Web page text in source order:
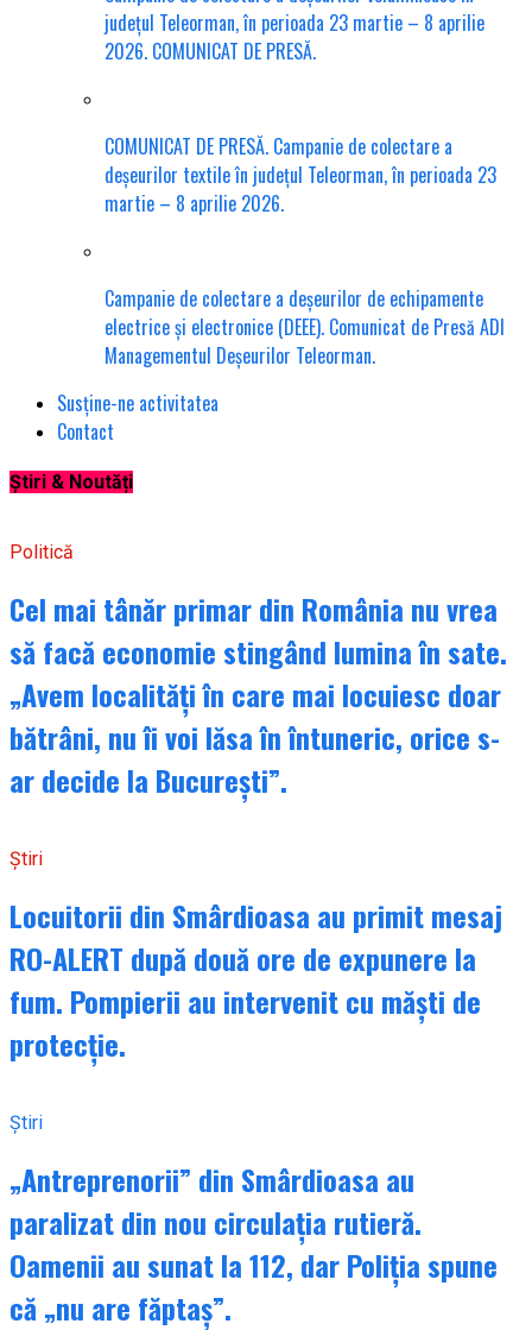
județul Teleorman, în perioada 23 martie – 8 aprilie
2026. COMUNICAT DE PRESĂ.
COMUNICAT DE PRESĂ. Campanie de colectare a
deșeurilor textile în județul Teleorman, în perioada 23
martie – 8 aprilie 2026.
Campanie de colectare a deșeurilor de echipamente
electrice și electronice (DEEE). Comunicat de Presă ADI
Managementul Deșeurilor Teleorman.
Susține-ne activitatea
Contact
Știri & Noutăți
Politică
Cel mai tânăr primar din România nu vrea
să facă economie stingând lumina în sate.
„Avem localități în care mai locuiesc doar
bătrâni, nu îi voi lăsa în întuneric, orice s-
ar decide la București”.
Știri
Locuitorii din Smârdioasa au primit mesaj
RO-ALERT după două ore de expunere la
fum. Pompierii au intervenit cu măști de
protecție.
Știri
„Antreprenorii” din Smârdioasa au
paralizat din nou circulația rutieră.
Oamenii au sunat la 112, dar Poliția spune
că „nu are făptaș”.